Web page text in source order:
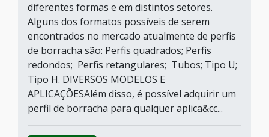
diferentes formas e em distintos setores.
Alguns dos formatos possíveis de serem
encontrados no mercado atualmente de perfis
de borracha são: Perfis quadrados; Perfis
redondos; Perfis retangulares; Tubos; Tipo U;
Tipo H. DIVERSOS MODELOS E
APLICAÇÕESAlém disso, é possível adquirir um
perfil de borracha para qualquer aplica&cc...